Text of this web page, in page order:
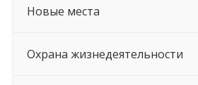
Новые места
Охрана жизнедеятельности